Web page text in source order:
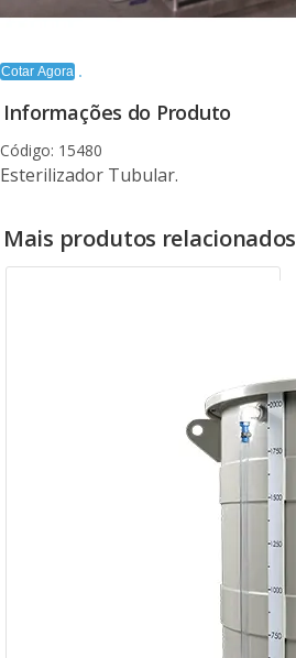
Cotar Agora
Informações do Produto
Código: 15480
Esterilizador Tubular.
Mais produtos relacionados